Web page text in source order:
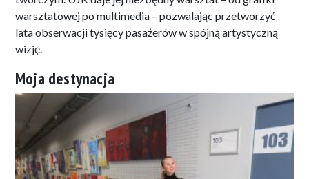
warsztatowej po multimedia – pozwalając przetworzyć
lata obserwacji tysięcy pasażerów w spójną artystyczną
wizję.
Moja destynacja